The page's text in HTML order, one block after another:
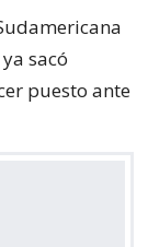
sacó
puesto ante